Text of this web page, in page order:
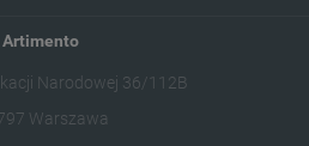
Artimento
Narodowej 36/112B
Warszawa